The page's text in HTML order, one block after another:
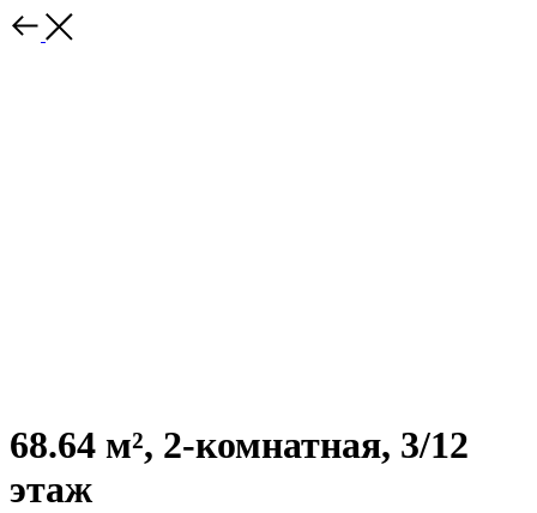
68.64 м², 2-комнатная, 3/12
этаж